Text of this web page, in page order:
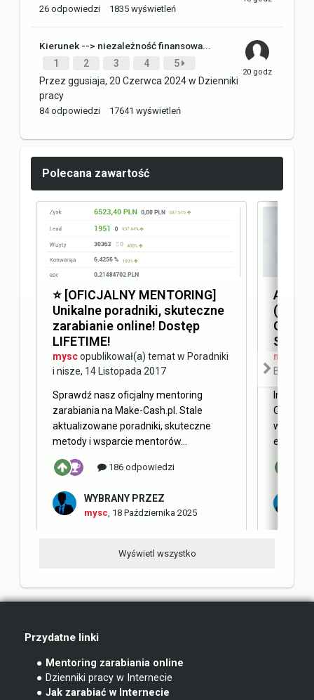
26 odpowiedzi 1835 wyświetleń
Kierunek --> niezależność finansowa...
1
2 3 4
5
Przez ggusiaja, 20 Czerwca 2024w Dzienniki
pracy
84 odpowiedzi 17641 wyświetleń
Polecana zawartość
⭐️ [OFICJALNY MENTORING]
Unikalne poradniki, skuteczne
zarabianie online! Dostęp
LIFETIME!
myscopublikował(a) temat w Poradniki
i nisze, 14 Listopada 2017
Sprawdź nasz oficjalny mentoring
zarabiania na Make-Cash.pl. Stale
aktualizowane poradniki, skuteczne
metody i wsparcie mentorów...
186 odpowiedzi
WYBRANY PRZEZ
mysc 18 Października 2025
(AEO)
SEO
mysc
Blog
Internet
Obecnie
w
Wyświetl wszystko
Przydatne linki
● Mentoring zarabiania online
● Dzienniki pracy w Internecie
● Jak zarabiać w Internecie